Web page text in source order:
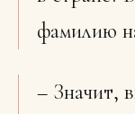
фамилию
– Значит,